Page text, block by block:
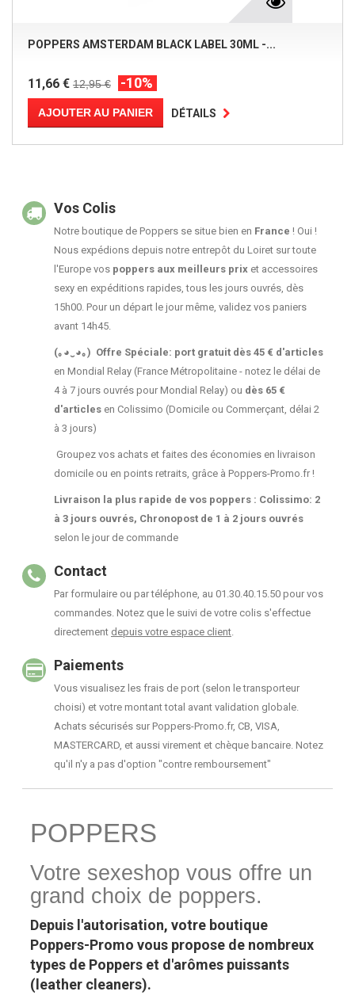
POPPERS AMSTERDAM BLACK LABEL 30ML -...
11,66 € 12,95 € -10%
AJOUTER AU PANIER DÉTAILS
Vos Colis
Notre boutique de Poppers se situe bien en France ! Oui !
Nous expédions depuis notre entrepôt du Loiret sur toute
l'Europe vos poppers aux meilleurs prix et accessoires
sexy en expéditions rapides, tous les jours ouvrés, dès
15h00. Pour un départ le jour même, validez vos paniers
avant 14h45.
(｡◕‿◕｡) Offre Spéciale: port gratuit dès 45 € d'articles
en Mondial Relay (France Métropolitaine - notez le délai de
4 à 7 jours ouvrés pour Mondial Relay) ou dès 65 €
d'articles en Colissimo (Domicile ou Commerçant, délai 2
à 3 jours)
Groupez vos achats et faites des économies en livraison
domicile ou en points retraits, grâce à Poppers-Promo.fr !
Livraison la plus rapide de vos poppers : Colissimo: 2
à 3 jours ouvrés, Chronopost de 1 à 2 jours ouvrés
selon le jour de commande
Contact
Par formulaire ou par téléphone, au 01.30.40.15.50 pour vos
commandes. Notez que le suivi de votre colis s'effectue
directement depuis votre espace client.
Paiements
Vous visualisez les frais de port (selon le transporteur
choisi) et votre montant total avant validation globale.
Achats sécurisés sur Poppers-Promo.fr, CB, VISA,
MASTERCARD, et aussi virement et chèque bancaire. Notez
qu'il n'y a pas d'option "contre remboursement"
POPPERS
Votre sexeshop vous offre un
grand choix de poppers.
Depuis l'autorisation, votre boutique
Poppers-Promo vous propose de nombreux
types de Poppers et d'arômes puissants
(leather cleaners).